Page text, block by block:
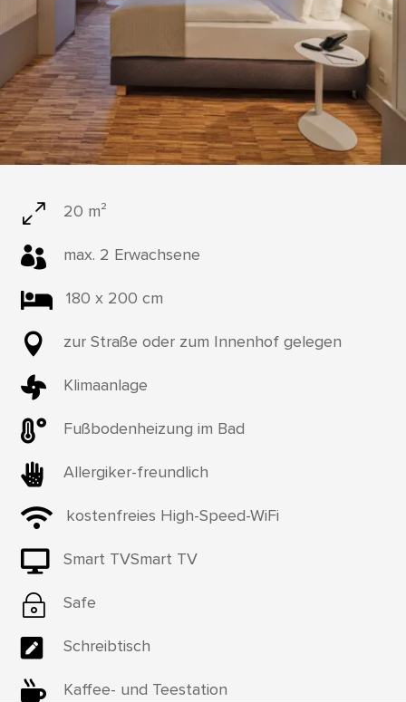
0 20 m²
 max. 2 Erwachsene
 180 x 200 cm
 zur Straße oder zum Innenhof gelegen
 Klimaanlage
 Fußbodenheizung im Bad
 Allergiker-freundlich
 kostenfreies High-Speed-WiFi
 Smart TVSmart TV
~ Safe
 Schreibtisch
 Kaffee- und Teestation